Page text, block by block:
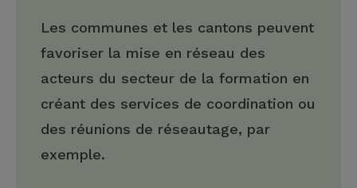
Les communes et les cantons peuvent
favoriser la mise en réseau des
acteurs du secteur de la formation en
créant des services de coordination ou
des réunions de réseautage, par
exemple.